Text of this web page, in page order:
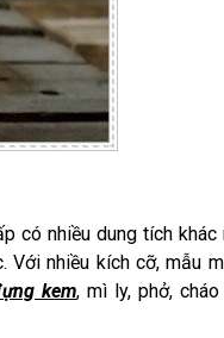
có nhiều dung tích khác
nhiều kích cỡ, mẫu
kem, mì ly, phở,